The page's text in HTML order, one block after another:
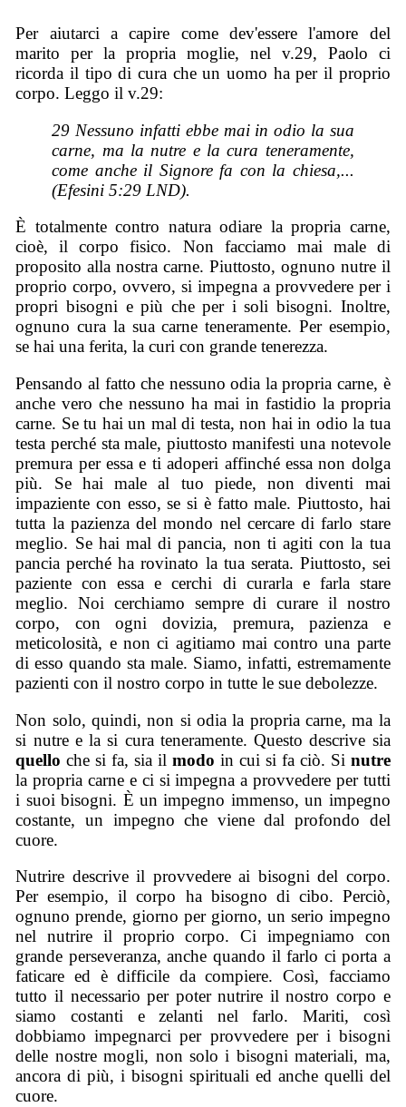
Per aiutarci a capire come dev'essere l'amore del
marito per la propria moglie, nel v.29, Paolo ci
ricorda il tipo di cura che un uomo ha per il proprio
corpo. Leggo il v.29:
29 Nessuno infatti ebbe mai in odio la sua
carne, ma la nutre e la cura teneramente,
come anche il Signore fa con la chiesa,...
(Efesini 5:29 LND).
È totalmente contro natura odiare la propria carne,
cioè, il corpo fisico. Non facciamo mai male di
proposito alla nostra carne. Piuttosto, ognuno nutre il
proprio corpo, ovvero, si impegna a provvedere per i
propri bisogni e più che per i soli bisogni. Inoltre,
ognuno cura la sua carne teneramente. Per esempio,
se hai una ferita, la curi con grande tenerezza.
Pensando al fatto che nessuno odia la propria carne, è
anche vero che nessuno ha mai in fastidio la propria
carne. Se tu hai un mal di testa, non hai in odio la tua
testa perché sta male, piuttosto manifesti una notevole
premura per essa e ti adoperi affinché essa non dolga
più. Se hai male al tuo piede, non diventi mai
impaziente con esso, se si è fatto male. Piuttosto, hai
tutta la pazienza del mondo nel cercare di farlo stare
meglio. Se hai mal di pancia, non ti agiti con la tua
pancia perché ha rovinato la tua serata. Piuttosto, sei
paziente con essa e cerchi di curarla e farla stare
meglio. Noi cerchiamo sempre di curare il nostro
corpo, con ogni dovizia, premura, pazienza e
meticolosità, e non ci agitiamo mai contro una parte
di esso quando sta male. Siamo, infatti, estremamente
pazienti con il nostro corpo in tutte le sue debolezze.
Non solo, quindi, non si odia la propria carne, ma la
si nutre e la si cura teneramente. Questo descrive sia
quello che si fa, sia ilmodo in cui si fa ciò. Si nutre
la propria carne e ci si impegna a provvedere per tutti
i suoi bisogni. È un impegno immenso, un impegno
costante, un impegno che viene dal profondo del
cuore.
Nutrire descrive il provvedere ai bisogni del corpo.
Per esempio, il corpo ha bisogno di cibo. Perciò,
ognuno prende, giorno per giorno, un serio impegno
nel nutrire il proprio corpo. Ci impegniamo con
grande perseveranza, anche quando il farlo ci porta a
faticare ed è difficile da compiere. Così, facciamo
tutto il necessario per poter nutrire il nostro corpo e
siamo costanti e zelanti nel farlo. Mariti, così
dobbiamo impegnarci per provvedere per i bisogni
delle nostre mogli, non solo i bisogni materiali, ma,
ancora di più, i bisogni spirituali ed anche quelli del
cuore.